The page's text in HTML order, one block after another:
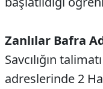
Zanlılar Bafra
Savcılığın
adreslerinde 2